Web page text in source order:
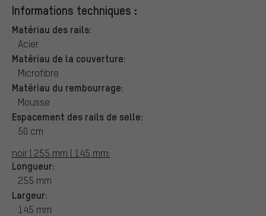
Informations techniques :
Matériau des rails:
Acier
Matériau de la couverture:
Microfibre
Matériau du rembourrage:
Mousse
Espacement des rails de selle:
50 cm
noir | 255 mm | 145 mm:
Longueur:
255 mm
Largeur:
145 mm